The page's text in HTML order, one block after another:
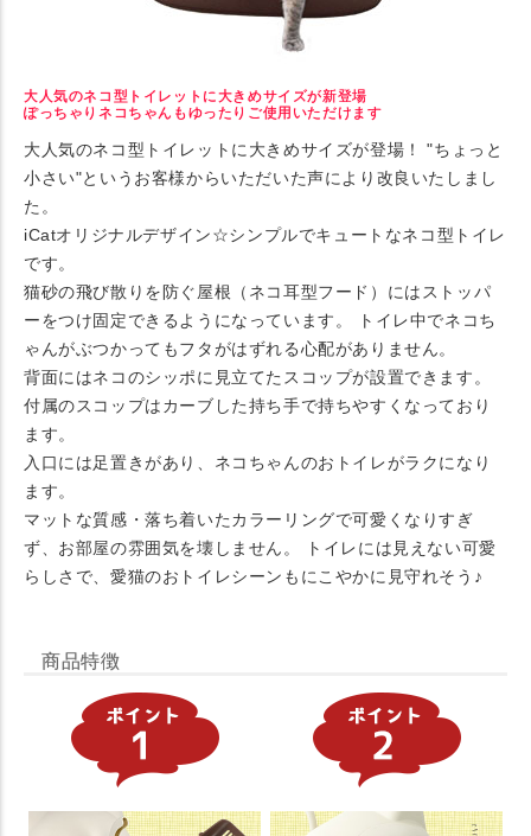
大人気のネコ型トイレットに大きめサイズが新登場
ぽっちゃりネコちゃんもゆったりご使用いただけます
大人気のネコ型トイレットに大きめサイズが登場！ "ちょっと
小さい"というお客様からいただいた声により改良いたしまし
た。
iCatオリジナルデザイン☆シンプルでキュートなネコ型トイレ
です。
猫砂の飛び散りを防ぐ屋根（ネコ耳型フード）にはストッパ
ーをつけ固定できるようになっています。 トイレ中でネコち
ゃんがぶつかってもフタがはずれる心配がありません。
背面にはネコのシッポに見立てたスコップが設置できます。
付属のスコップはカーブした持ち手で持ちやすくなっており
ます。
入口には足置きがあり、ネコちゃんのおトイレがラクになり
ます。
マットな質感・落ち着いたカラーリングで可愛くなりすぎ
ず、お部屋の雰囲気を壊しません。 トイレには見えない可愛
らしさで、愛猫のおトイレシーンもにこやかに見守れそう♪
商品特徴